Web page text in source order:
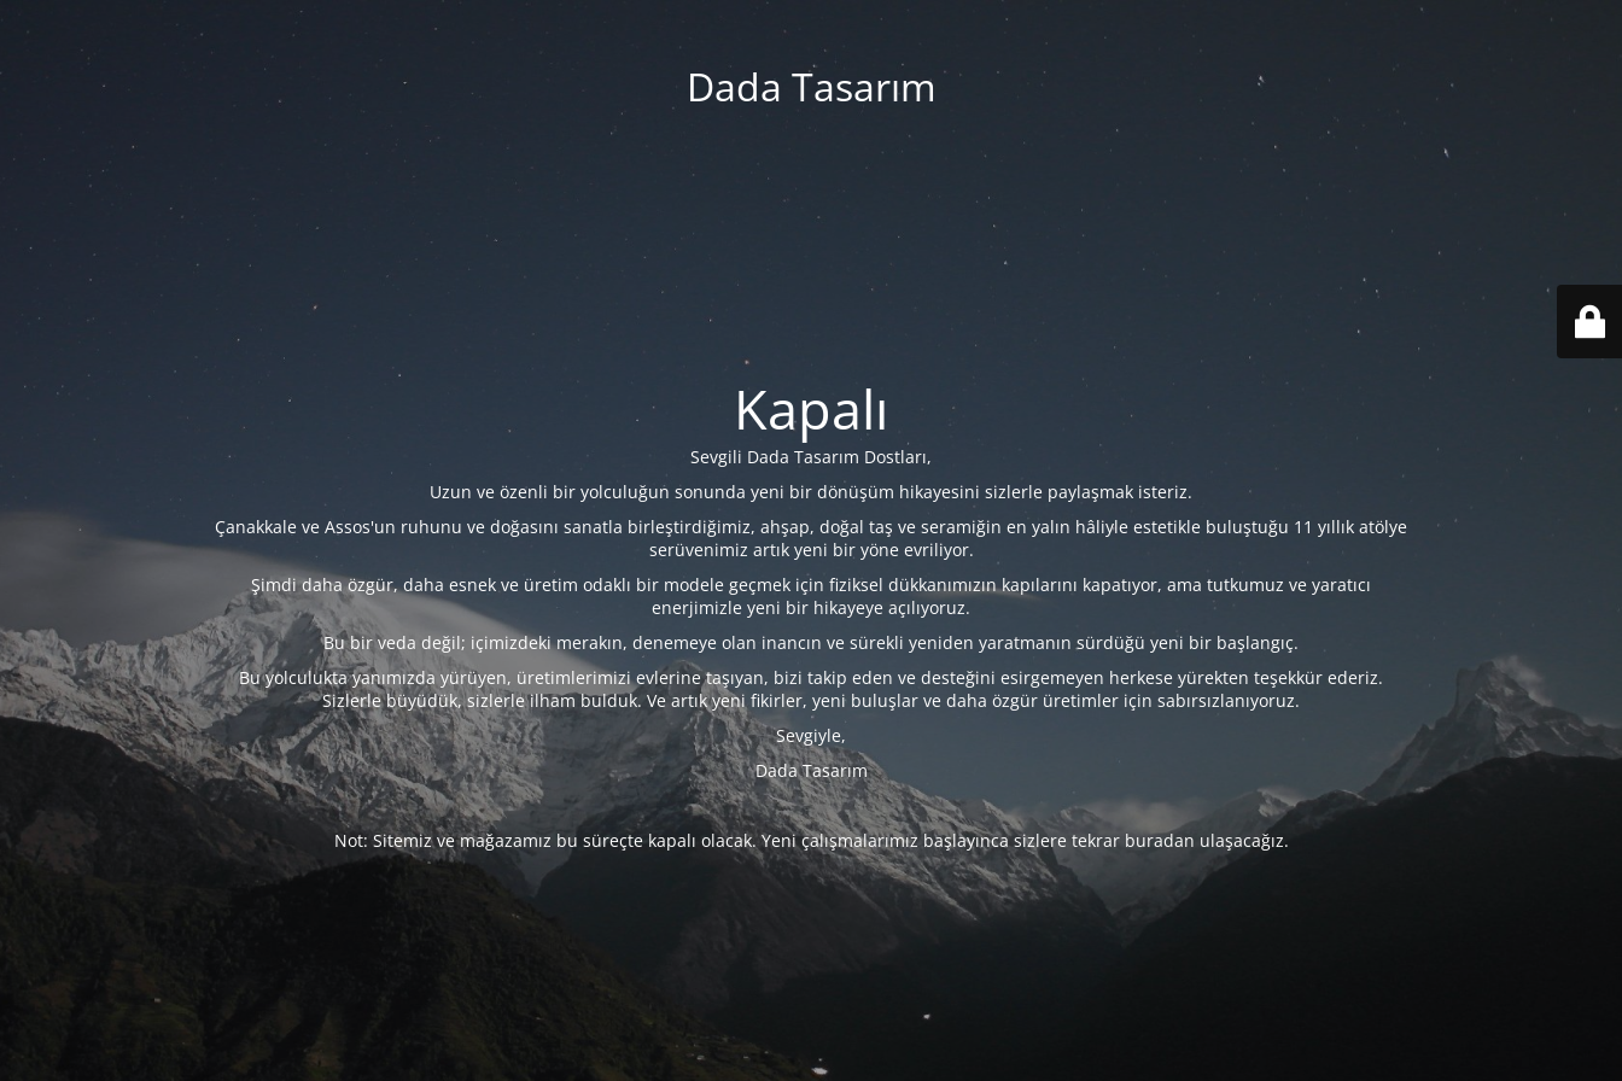
Dada Tasarım
Kapalı
Sevgili Dada Tasarım Dostları,
Uzun ve özenli bir yolculuğun sonunda yeni bir dönüşüm hikayesini sizlerle paylaşmak isteriz.
Çanakkale ve Assos'un ruhunu ve doğasını sanatla birleştirdiğimiz, ahşap, doğal taş ve seramiğin en yalın hâliyle estetikle buluştuğu 11 yıllık atölye
serüvenimiz artık yeni bir yöne evriliyor.
Şimdi daha özgür, daha esnek ve üretim odaklı bir modele geçmek için fiziksel dükkanımızın kapılarını kapatıyor, ama tutkumuz ve yaratıcı
enerjimizle yeni bir hikayeye açılıyoruz.
Bu bir veda değil; içimizdeki merakın, denemeye olan inancın ve sürekli yeniden yaratmanın sürdüğü yeni bir başlangıç.
Bu yolculukta yanımızda yürüyen, üretimlerimizi evlerine taşıyan, bizi takip eden ve desteğini esirgemeyen herkese yürekten teşekkür ederiz.
Sizlerle büyüdük, sizlerle ilham bulduk. Ve artık yeni fikirler, yeni buluşlar ve daha özgür üretimler için sabırsızlanıyoruz.
Sevgiyle,
Dada Tasarım
Not: Sitemiz ve mağazamız bu süreçte kapalı olacak. Yeni çalışmalarımız başlayınca sizlere tekrar buradan ulaşacağız.